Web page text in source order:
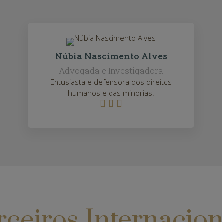
Núbia Nascimento Alves
Advogada e Investigadora
Entusiasta e defensora dos direitos
humanos e das minorias.
  